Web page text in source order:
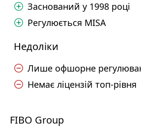
Заснований у 1998 році
Регулюється MISA
Недоліки
Лише офшорне
Немає ліцензій топ-рівня
FIBO Group